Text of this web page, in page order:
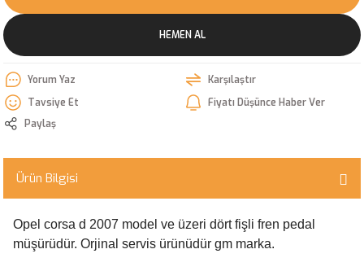
HEMEN AL
Yorum Yaz
Karşılaştır
Tavsiye Et
Fiyatı Düşünce Haber Ver
Paylaş
Ürün Bilgisi
Opel corsa d 2007 model ve üzeri dört fişli fren pedal
müşürüdür. Orjinal servis ürünüdür gm marka.